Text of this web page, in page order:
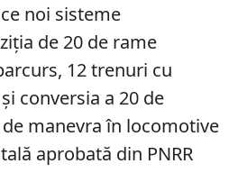
noi sisteme
de 20 de rame
12 trenuri cu
conversia a 20 de
manevra în locomotive
aprobată din PNRR